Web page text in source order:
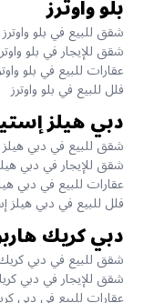
بلو واوترز
شقق للبيع في بلو واوترز
شقق للإيجار في بلو
عقارات للبيع في بلو
فلل للبيع في بلو واوترز
دبي هيلز
شقق للبيع في دبي
شقق للإيجار في دبي
عقارات للبيع في دبي
فلل للبيع في دبي هيلز
دبي كريك
شقق للبيع في دبي
شقق للإيجار في دبي